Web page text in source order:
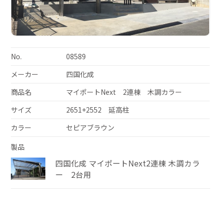
No.
08589
メーカー
四国化成
商品名
マイポートNext 2連棟 木調カラー
サイズ
2651+2552 延高柱
カラー
セピアブラウン
製品
四国化成 マイポートNext2連棟 木調カラ
ー 2台用